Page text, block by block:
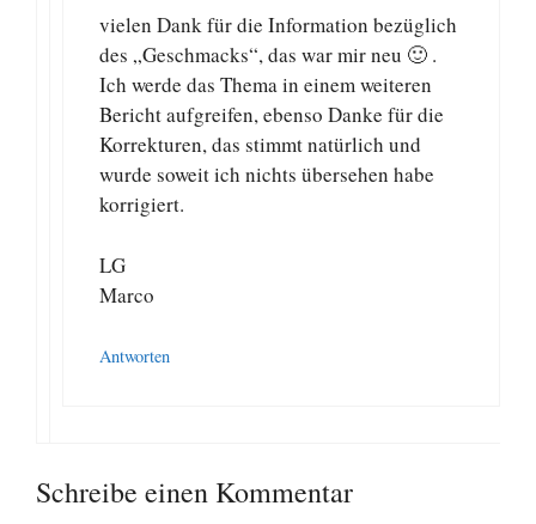
vielen Dank für die Information bezüglich
des „Geschmacks“, das war mir neu 🙂 .
Ich werde das Thema in einem weiteren
Bericht aufgreifen, ebenso Danke für die
Korrekturen, das stimmt natürlich und
wurde soweit ich nichts übersehen habe
korrigiert.
LG
Marco
Antworten
Schreibe einen Kommentar